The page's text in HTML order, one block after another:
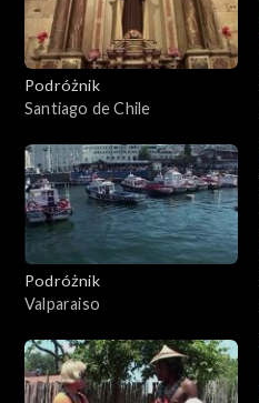
Podróżnik
Santiago de Chile
Podróżnik
Valparaiso